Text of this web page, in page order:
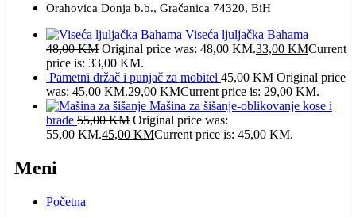
Orahovica Donja b.b., Gračanica 74320, BiH
Viseća ljuljačka Bahama
48,00KM Original price was: 48,00 KM.33,00 KMCurrent
price is: 33,00 KM.
Pametni držač i punjač za mobitel 45,00KM Original price
was: 45,00 KM.29,00 KMCurrent price is: 29,00 KM.
Mašina za šišanje-oblikovanje kose i
brade 55,00KM Original price was:
55,00 KM.45,00 KMCurrent price is: 45,00 KM.
Meni
Početna